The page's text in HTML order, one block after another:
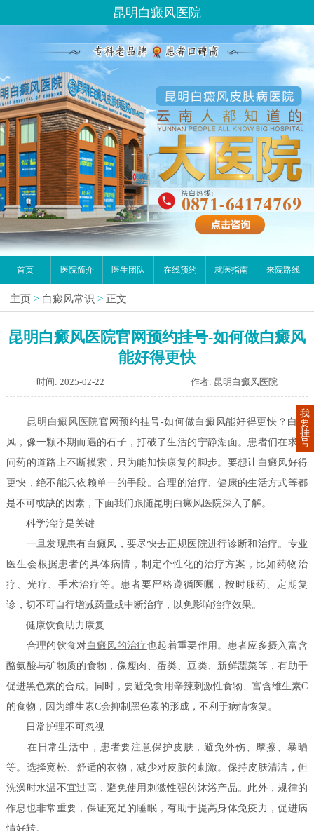
昆明白癜风医院
首页 医院简介 医生团队 在线预约 就医指南 来院路线
主页 > 白癜风常识 > 正文
昆明白癜风医院官网预约挂号-如何做白癜风
能好得更快
时间: 2025-02-22 作者: 昆明白癜风医院
昆明白癜风医院官网预约挂号-如何做白癜风能好得更快？白癜
风，像一颗不期而遇的石子，打破了生活的宁静湖面。患者们在求医
问药的道路上不断摸索，只为能加快康复的脚步。要想让白癜风好得
更快，绝不能只依赖单一的手段。合理的治疗、健康的生活方式等都
是不可或缺的因素，下面我们跟随昆明白癜风医院深入了解。
科学治疗是关键
一旦发现患有白癜风，要尽快去正规医院进行诊断和治疗。专业
医生会根据患者的具体病情，制定个性化的治疗方案，比如药物治
疗、光疗、手术治疗等。患者要严格遵循医嘱，按时服药、定期复
诊，切不可自行增减药量或中断治疗，以免影响治疗效果。
健康饮食助力康复
合理的饮食对白癜风的治疗也起着重要作用。患者应多摄入富含
酪氨酸与矿物质的食物，像瘦肉、蛋类、豆类、新鲜蔬菜等，有助于
促进黑色素的合成。同时，要避免食用辛辣刺激性食物、富含维生素C
的食物，因为维生素C会抑制黑色素的形成，不利于病情恢复。
日常护理不可忽视
在日常生活中，患者要注意保护皮肤，避免外伤、摩擦、暴晒
等。选择宽松、舒适的衣物，减少对皮肤的刺激。保持皮肤清洁，但
洗澡时水温不宜过高，避免使用刺激性强的沐浴产品。此外，规律的
作息也非常重要，保证充足的睡眠，有助于提高身体免疫力，促进病
情好转。
我
要
挂
号